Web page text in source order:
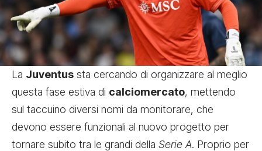
La Juventus sta cercando di organizzare al meglio
questa fase estiva di calciomercato, mettendo
sul taccuino diversi nomi da monitorare, che
devono essere funzionali al nuovo progetto per
tornare subito tra le grandi della Serie A. Proprio per